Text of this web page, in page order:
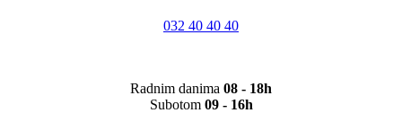
032 40 40 40
Radnim danima 08 - 18h
Subotom 09 - 16h